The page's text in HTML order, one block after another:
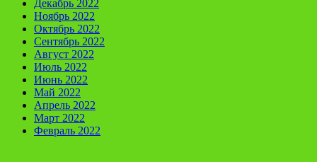
Декабрь 2022
Ноябрь 2022
Октябрь 2022
Сентябрь 2022
Август 2022
Июль 2022
Июнь 2022
Май 2022
Апрель 2022
Март 2022
Февраль 2022